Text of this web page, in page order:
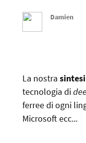
Damien
La nostra
tecnologia di
ferree di ogni
Microsoft ecc...